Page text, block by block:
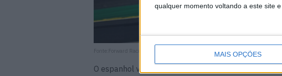
qualquer momento voltando a este site
MAIS OPÇÕES
Fonte:Forward Racing
O espanhol voltou à ação no outono. Pilotou a Kalex